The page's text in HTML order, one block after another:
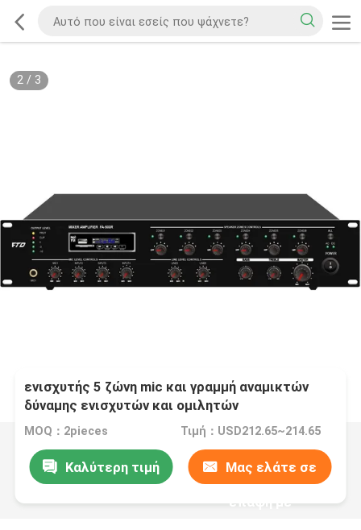
2/ 3
ενισχυτής 5 ζώνη mic και γραμμή αναμικτών
δύναμης ενισχυτών και ομιλητών
MOQ：2pieces Τιμή：USD212.65~214.65
Καλύτερη τιμή Μας ελάτε σε
επαφή με